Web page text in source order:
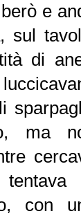
e
sul
di
ma
con